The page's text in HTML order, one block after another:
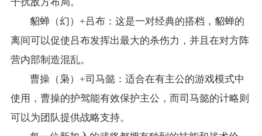
貂蝉（幻）+吕布：这是一对经典的搭档，貂蝉的
离间可以促使吕布发挥出最大的杀伤力，并且在对方阵
营内部制造混乱。
曹操（枭）+司马懿：适合在有主公的游戏模式中
使用，曹操的护驾能有效保护主公，而司马懿的计略则
可以为团队提供战略支持。